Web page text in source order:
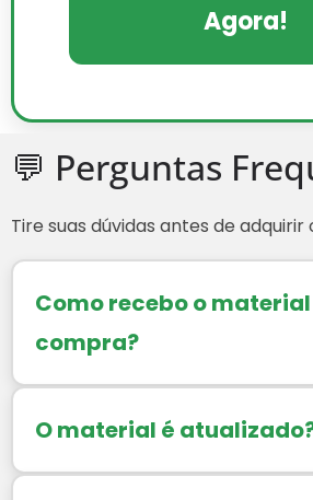
Agora!
💬 Perguntas
Tire suas dúvidas antes de
Como recebo o
compra?
O material é